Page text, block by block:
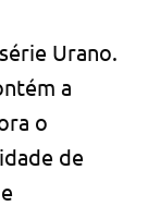
Urano.
a
o
de